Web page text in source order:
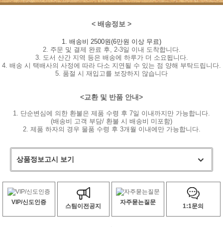
< 배송정보 >
1. 배송비 2500원(6만원 이상 무료)
2. 주문 및 결제 완료 후, 2-3일 이내 도착합니다.
3. 도서 산간 지역 등은 배송에 하루가 더 소요됩니다.
4. 배송 시 택배사의 사정에 따라 다소 지연될 수 있는 점 양해 부탁드립니다.
5. 품절 시 재입고를 보장하지 않습니다
<교환 및 반품 안내>
1. 단순변심에 의한 환불은 제품 수령 후 7일 이내까지만 가능합니다.
(배송비 고객 부담/ 환불 시 배송비 미포함)
2. 제품 하자의 경우 물품 수령 후 3개월 이내에만 가능합니다.
상품정보고시 보기
VIP/신도인증
스팀이전공지
자주묻는질문
1:1문의